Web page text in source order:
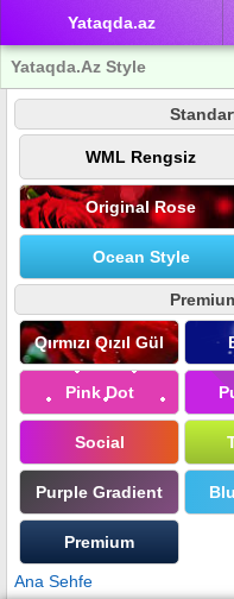
Yataqda.az
Yataqda.Az Style
WML Rengsiz
Original Rose
Ocean Style
Qırmızı Qızıl Gül
Pink Dot
Social
Purple Gradient
Premium
Ana Sehfe